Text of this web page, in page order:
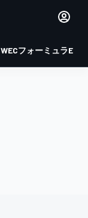
WECフォーミュラE